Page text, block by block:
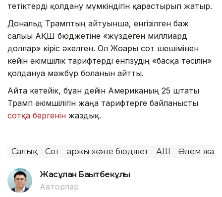
тетіктерді қолдану мүмкіндігін қарастырып жатыр.
Дональд Трамптың айтуынша, енгізілген баж
салығы АҚШ бюджетіне «жүздеген миллиард
доллар» кіріс әкелген. Ол Жоғарғы сот шешімінен
кейін әкімшілік тарифтерді енгізудің «басқа тәсілін»
қолдануға мәжбүр болғанын айтты.
Айта кетейік, бұған дейін Американың 25 штаты
Трамп әкімшілігін жаңа тарифтерге байланысты
сотқа бергенін жаздық.
Салық Сот Қаржы және бюджет АҚШ Әлем
Жасұлан Бақытбекұлы
Авторлар